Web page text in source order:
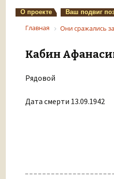
О проекте Ваш подвиг
Главная Они сражались
Кабин
Рядовой
Дата смерти 13.09.1942